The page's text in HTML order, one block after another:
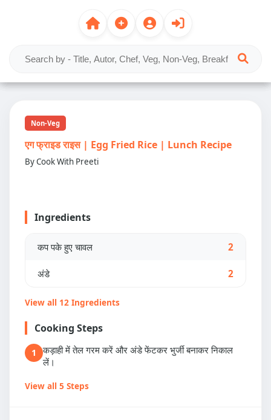
Non-Veg
एग फ्राइड राइस | Egg Fried Rice | Lunch Recipe
By Cook With Preeti
Ingredients
कप पके हुए चावल 2
अंडे 2
View all 12 Ingredients
Cooking Steps
1
कड़ाही में तेल गरम करें और अंडे फेंटकर भुर्जी बनाकर निकाल
लें।
View all 5 Steps